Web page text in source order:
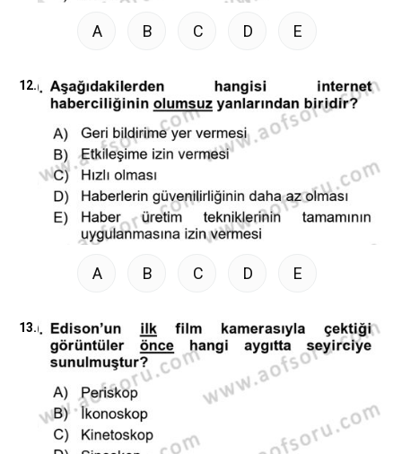
A B C D E
12.
A B C D E
13.